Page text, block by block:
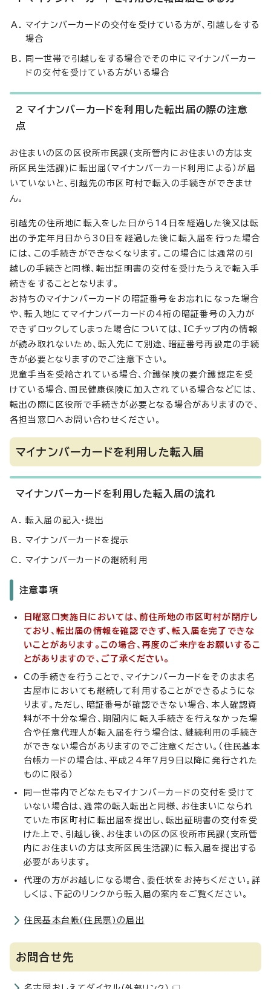
マイナンバーカードの交付を受けている方が、引越しをする
場合
同一世帯で引越しをする場合でその中にマイナンバーカー
ドの交付を受けている方がいる場合
2 マイナンバーカードを利用した転出届の際の注意
点
お住まいの区の区役所市民課(支所管内にお住まいの方は支
所区民生活課)に転出届（マイナンバーカード利用による）が届
いていないと、引越先の市区町村で転入の手続きができませ
ん。
引越先の住所地に転入をした日から14日を経過した後又は転
出の予定年月日から30日を経過した後に転入届を行った場合
には、この手続きができなくなります。この場合には通常の引
越しの手続きと同様、転出証明書の交付を受けたうえで転入手
続きをすることとなります。
お持ちのマイナンバーカードの暗証番号をお忘れになった場合
や、転入地にてマイナンバーカードの4桁の暗証番号の入力が
できずロックしてしまった場合については、ICチップ内の情報
が読み取れないため、転入先にて別途、暗証番号再設定の手続
きが必要となりますのでご注意下さい。
児童手当を受給されている場合、介護保険の要介護認定を受
けている場合、国民健康保険に加入されている場合などには、
転出の際に区役所で手続きが必要となる場合がありますので、
各担当窓口へお問い合わせください。
マイナンバーカードを利用した転入届
マイナンバーカードを利用した転入届の流れ
転入届の記入・提出
マイナンバーカードを提示
マイナンバーカードの継続利用
注意事項
日曜窓口実施日においては、前住所地の市区町村が閉庁し
ており、転出届の情報を確認できず、転入届を完了できな
いことがあります。この場合、再度のご来庁をお願いするこ
とがありますので、ご了承ください。
Cの手続きを行うことで、マイナンバーカードをそのまま名
古屋市においても継続して利用することができるようにな
ります。ただし、暗証番号が確認できない場合、本人確認資
料が不十分な場合、期間内に転入手続きを行えなかった場
合や任意代理人が転入届を行う場合は、継続利用の手続き
ができない場合がありますのでご注意ください。（住民基本
台帳カードの場合は、平成24年7月9日以降に発行された
ものに限る）
同一世帯内でどなたもマイナンバーカードの交付を受けて
いない場合は、通常の転入転出と同様、お住まいになられ
ていた市区町村に転出届を提出し、転出証明書の交付を受
けた上で、引越し後、お住まいの区の区役所市民課(支所管
内にお住まいの方は支所区民生活課)に転入届を提出する
必要があります。
代理の方がお越しになる場合、委任状をお持ちください。詳
しくは、下記のリンクから転入届の案内をご覧ください。
住民基本台帳(住民票)の届出
お問合せ先